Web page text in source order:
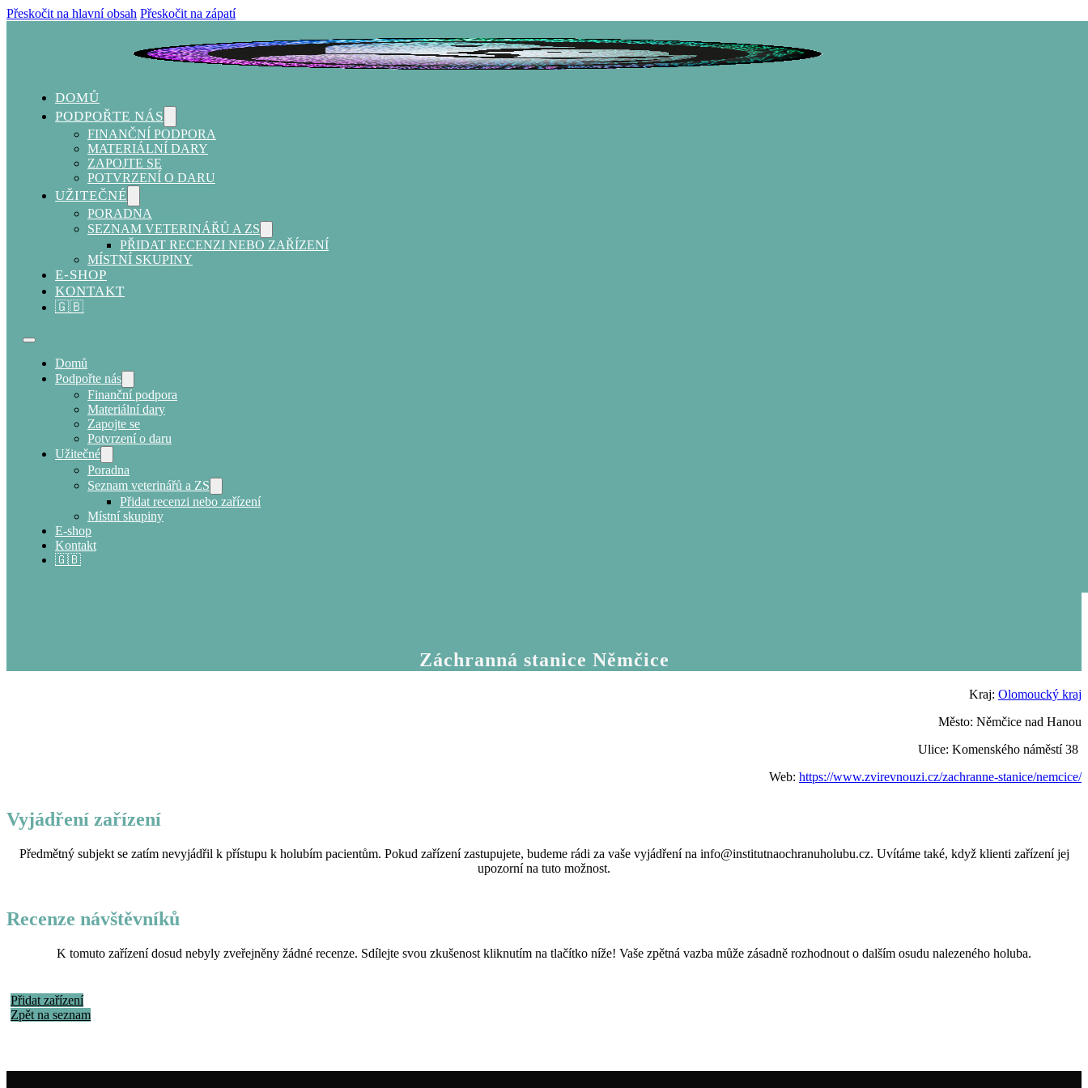
Přeskočit na hlavní obsah Přeskočit na zápatí
DOMŮ
PODPOŘTE NÁS
FINANČNÍ PODPORA
MATERIÁLNÍ DARY
ZAPOJTE SE
POTVRZENÍ O DARU
UŽITEČNÉ
PORADNA
SEZNAM VETERINÁŘŮ A ZS
PŘIDAT RECENZI NEBO ZAŘÍZENÍ
MÍSTNÍ SKUPINY
E-SHOP
KONTAKT
🇬🇧
Domů
Podpořte nás
Finanční podpora
Materiální dary
Zapojte se
Potvrzení o daru
Užitečné
Poradna
Seznam veterinářů a ZS
Přidat recenzi nebo zařízení
Místní skupiny
E-shop
Kontakt
🇬🇧
Záchranná stanice Němčice
Kraj: Olomoucký kraj
Město: Němčice nad Hanou
Ulice: Komenského náměstí 38
Web: https://www.zvirevnouzi.cz/zachranne-stanice/nemcice/
Vyjádření zařízení
Předmětný subjekt se zatím nevyjádřil k přístupu k holubím pacientům. Pokud zařízení zastupujete, budeme rádi za vaše vyjádření na info@institutnaochranuholubu.cz. Uvítáme také, když klienti zařízení jej
upozorní na tuto možnost.
Recenze návštěvníků
K tomuto zařízení dosud nebyly zveřejněny žádné recenze. Sdílejte svou zkušenost kliknutím na tlačítko níže! Vaše zpětná vazba může zásadně rozhodnout o dalším osudu nalezeného holuba.
Přidat zařízení
Zpět na seznam